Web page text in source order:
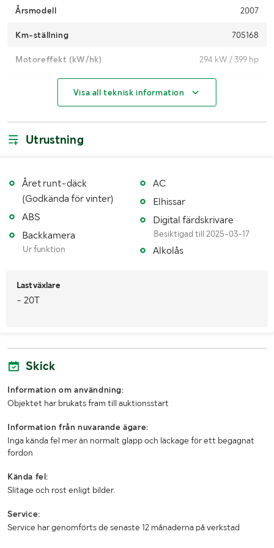
Årsmodell 2007
Km-ställning 705168
Motoreffekt (kW/hk) 294 kW / 399 hp
Automat/tillsats
Antal passagerare
Fordonsstatus
Fordonstyp LB
Importerad
Senaste godkända besiktning
Vägavgift (kr/år)
Vägavgift betald tom
Fordonskategori EU
MÅTT OCH VIKT:
Tjänstevikt (kg)
Totalvikt (kg)
Visa all teknisk information
Utrustning
Året runt-däck
(Godkända för vinter)
ABS
Backkamera
Ur funktion
AC
Elhissar
Digital färdskrivare
Besiktigad till 2025-03-17
Alkolås
Lastväxlare
- 20T
Skick
Information om användning:
Objektet har brukats fram till auktionsstart
Information från nuvarande ägare:
Inga kända fel mer än normalt glapp och läckage för ett begagnat
fordon
Kända fel:
Slitage och rost enligt bilder.
Service:
Service har genomförts de senaste 12 månaderna på verkstad